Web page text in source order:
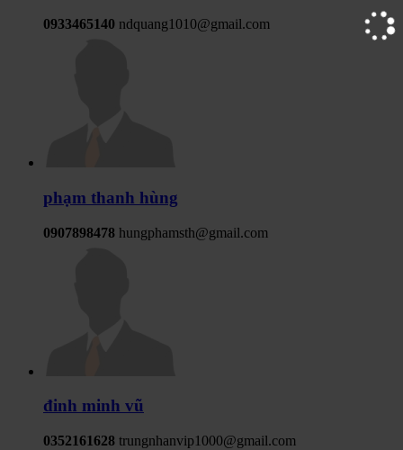
0933465140 ndquang1010@gmail.com
phạm thanh hùng
0907898478 hungphamsth@gmail.com
đinh minh vũ
0352161628 trungnhanvip1000@gmail.com